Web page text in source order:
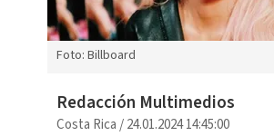
Foto: Billboard
Redacción Multimedios
Costa Rica /24.01.2024 14:45:00